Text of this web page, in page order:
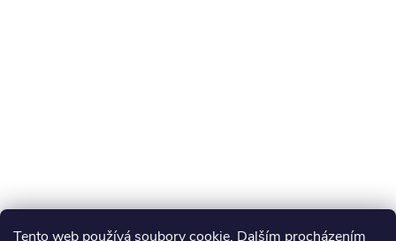
Tento web používá soubory cookie. Dalším procházením